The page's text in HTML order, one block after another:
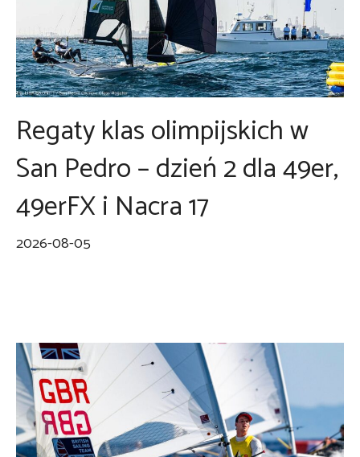
Regaty klas olimpijskich w
San Pedro – dzień 2 dla 49er,
49erFX i Nacra 17
2026-08-05